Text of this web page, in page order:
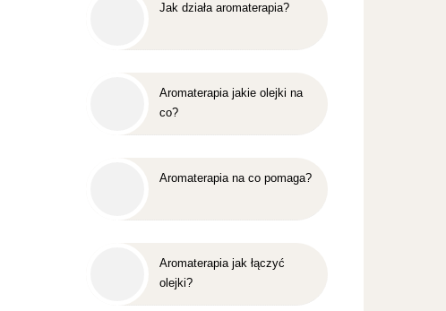
Jak działa aromaterapia?
Aromaterapia jakie olejki na
co?
Aromaterapia na co pomaga?
Aromaterapia jak łączyć
olejki?